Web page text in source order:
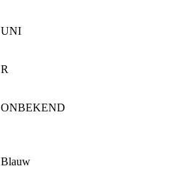
UNI
R
ONBEKEND
Blauw